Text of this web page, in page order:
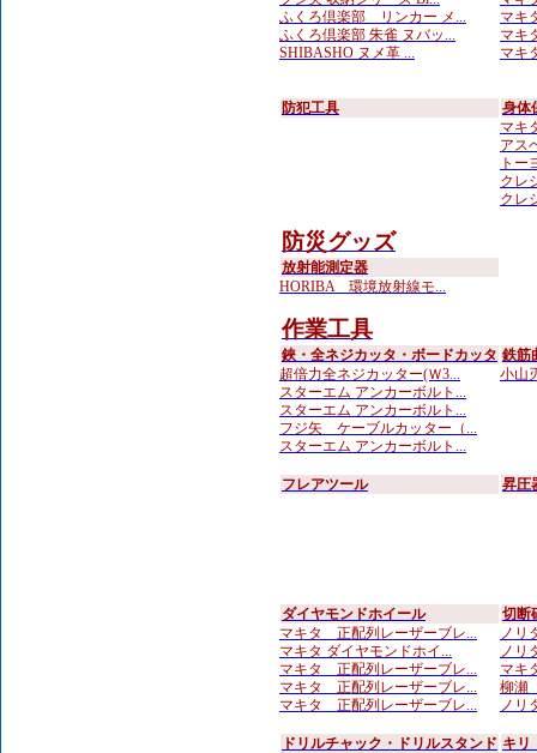
ふくろ倶楽部 リンカー メ...
ふくろ倶楽部 朱雀 ヌバッ...
SHIBASHO ヌメ革 ...
マキ
マキ
マキ
防犯工具
身体
マキ
アス
トー
クレ
クレ
防災グッズ
放射能測定器
HORIBA 環境放射線モ...
作業工具
鋏・全ネジカッタ・ボードカッタ
超倍力全ネジカッター(Ｗ3...
スターエム アンカーボルト...
スターエム アンカーボルト...
フジ矢 ケーブルカッター（...
スターエム アンカーボルト...
鉄筋
小山
フレアツール 昇圧
ダイヤモンドホイール
マキタ 正配列レーザーブレ...
マキタ ダイヤモンドホイ...
マキタ 正配列レーザーブレ...
マキタ 正配列レーザーブレ...
マキタ 正配列レーザーブレ...
切断
ノリ
ノリ
マキ
柳瀬
ノリ
ドリルチャック・ドリルスタンド キリ